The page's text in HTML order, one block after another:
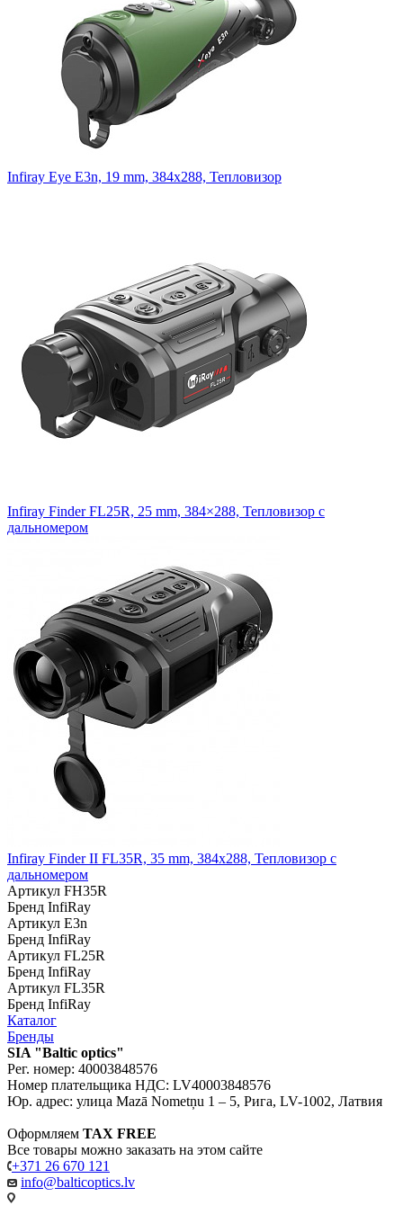
Infiray Eye E3n, 19 mm, 384x288, Тепловизор
Infiray Finder FL25R, 25 mm, 384×288, Тепловизор с
дальномером
Infiray Finder II FL35R, 35 mm, 384x288, Тепловизор с
дальномером
Артикул FH35R
Бренд InfiRay
Артикул E3n
Бренд InfiRay
Артикул FL25R
Бренд InfiRay
Артикул FL35R
Бренд InfiRay
Каталог
Бренды
SIA "Baltic optics"
Рег. номер: 40003848576
Номер плательщика НДС: LV40003848576
Юр. адрес: улица Mazā Nometņu 1 – 5, Рига, LV-1002, Латвия
Оформляем TAX FREE
Все товары можно заказать на этом сайте
+371 26 670 121
info@balticoptics.lv